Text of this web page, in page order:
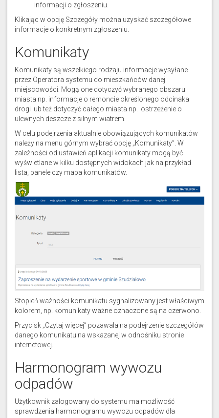
informacji o zgłoszeniu.
Klikając w opcję Szczegóły można uzyskać szczegółowe
informacje o konkretnym zgłoszeniu.
Komunikaty
Komunikaty są wszelkiego rodzaju informacje wysyłane
przez Operatora systemu do mieszkańców danej
miejscowości. Mogą one dotyczyć wybranego obszaru
miasta np. informacje o remoncie określonego odcinaka
drogi lub też dotyczyć całego miasta np. ostrzeżenie o
ulewnych deszcze z silnym wiatrem.
W celu podejrzenia aktualnie obowiązujących komunikatów
należy na menu górnym wybrać opcję „Komunikaty”. W
zależności od ustawień aplikacji komunikaty mogą być
wyświetlane w kilku dostępnych widokach jak na przykład
lista, panele czy mapa komunikatów.
Stopień ważności komunikatu sygnalizowany jest właściwym
kolorem, np. komunikaty ważne oznaczone są na czerwono.
Przycisk „Czytaj więcej” pozawala na podejrzenie szczegółów
danego komunikatu na wskazanej w odnośniku stronie
internetowej.
Harmonogram wywozu
odpadów
Użytkownik zalogowany do systemu ma możliwość
sprawdzenia harmonogramu wywozu odpadów dla